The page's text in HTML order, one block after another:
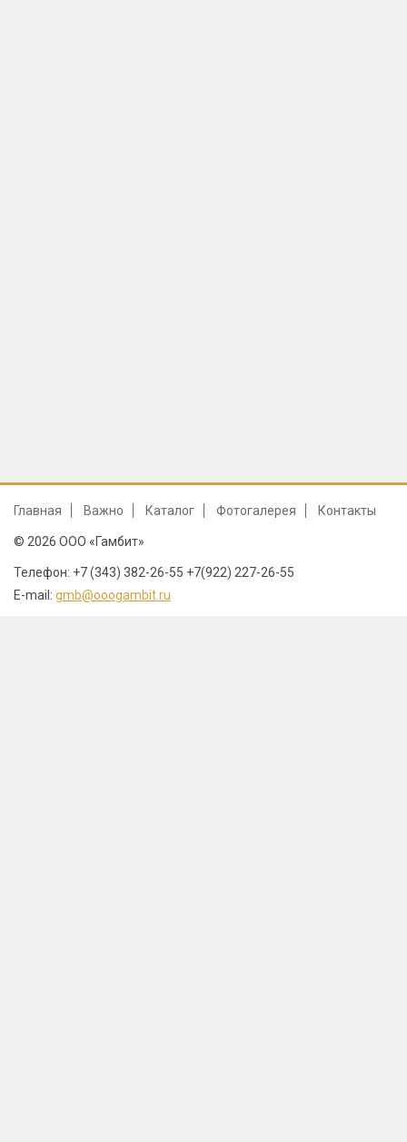
Главная Важно Каталог Фотогалерея Контакты
© 2026 ООО «Гамбит»
Телефон: +7 (343) 382-26-55 +7(922) 227-26-55
E-mail: gmb@ooogambit.ru